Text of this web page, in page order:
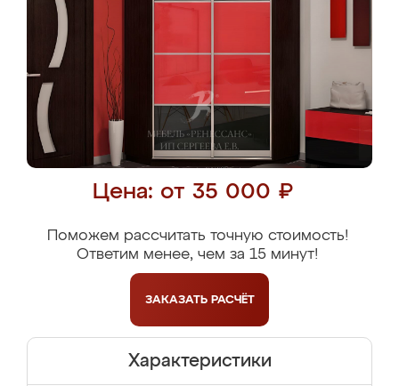
Цена: от 35 000 ₽
Поможем рассчитать точную стоимость!
Ответим менее, чем за 15 минут!
ЗАКАЗАТЬ РАСЧЁТ
Характеристики